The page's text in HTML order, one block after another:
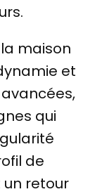
maison
et
qui
de
retour